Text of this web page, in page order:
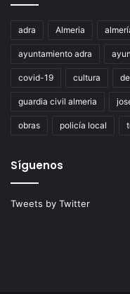
adra Almeria
ayuntamiento adra
covid-19 cultura
guardia civil almeria
obras policía local
Síguenos
Tweets by Twitter